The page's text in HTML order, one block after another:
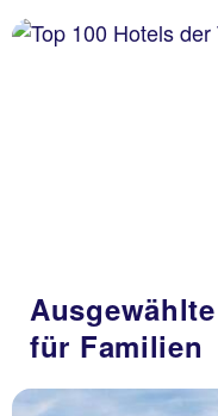
für Familien